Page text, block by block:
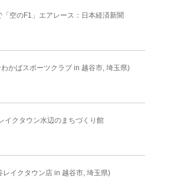
空のF1」エアレース：日本経済新聞
かばスポーツクラブ in 越谷市, 埼玉県)
イクタウン水辺のまちづくり館
レイクタウン店 in 越谷市, 埼玉県)